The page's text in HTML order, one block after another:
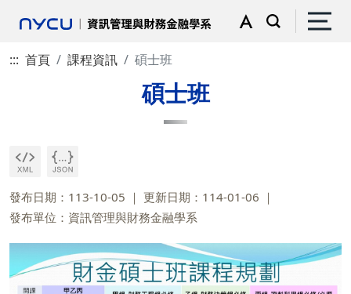
::: 首頁 課程資訊 碩士班
碩士班
發布日期：113-10-05
更新日期：114-01-06
發布單位：資訊管理與財務金融學系